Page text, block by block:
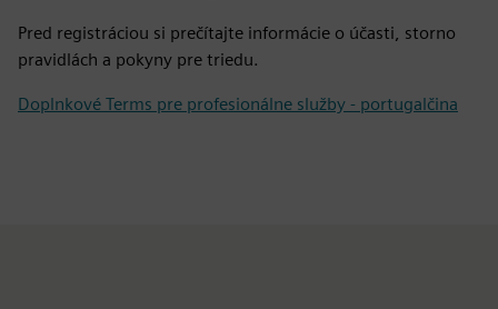
Pred registráciou si prečítajte informácie o účasti, storno
pravidlách a pokyny pre triedu.
Doplnkové Terms pre profesionálne služby - portugalčina